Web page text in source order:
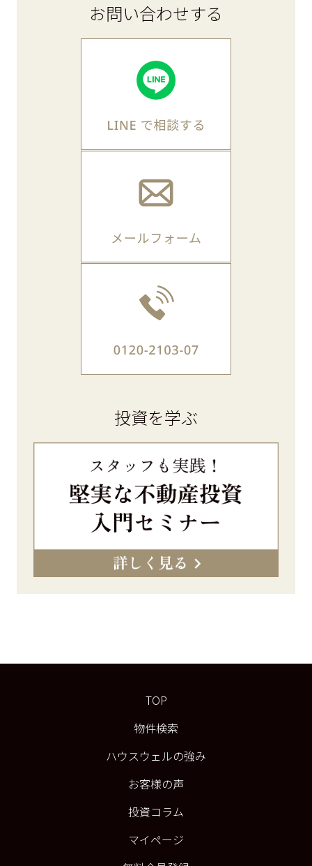
お問い合わせする
投資を学ぶ
TOP
物件検索
ハウスウェルの強み
お客様の声
投資コラム
マイページ